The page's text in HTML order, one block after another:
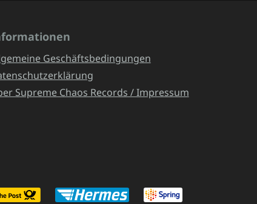
Geschäftsbedingungen
Supreme Chaos Records / Impressum